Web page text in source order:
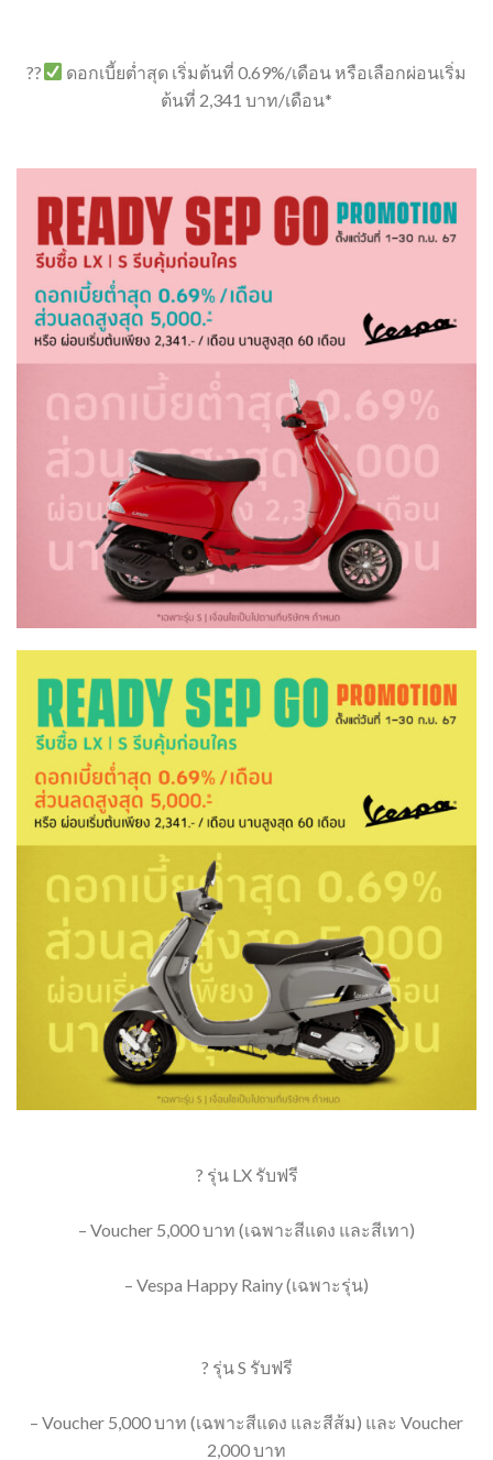
??
ดอกเบี้ยต่ำสุด เริ่มต้นที่ 0.69%/เดือน หรือเลือกผ่อนเริ่ม
ต้นที่ 2,341 บาท/เดือน*
? รุ่น LX รับฟรี
– Voucher 5,000 บาท (เฉพาะสีแดง และสีเทา)
– Vespa Happy Rainy (เฉพาะรุ่น)
? รุ่น S รับฟรี
– Voucher 5,000 บาท (เฉพาะสีแดง และสีส้ม) และ Voucher
2,000 บาท